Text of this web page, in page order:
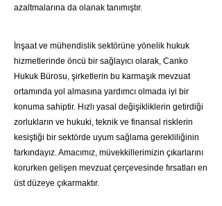
azaltmalarına da olanak tanımıştır.
İnşaat ve mühendislik sektörüne yönelik hukuk
hizmetlerinde öncü bir sağlayıcı olarak, Canko
Hukuk Bürosu, şirketlerin bu karmaşık mevzuat
ortamında yol almasına yardımcı olmada iyi bir
konuma sahiptir. Hızlı yasal değişikliklerin getirdiği
zorlukların ve hukuki, teknik ve finansal risklerin
kesiştiği bir sektörde uyum sağlama gerekliliğinin
farkındayız. Amacımız, müvekkillerimizin çıkarlarını
korurken gelişen mevzuat çerçevesinde fırsatları en
üst düzeye çıkarmaktır.